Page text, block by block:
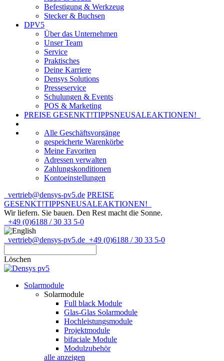
Befestigung & Werkzeug
Stecker & Buchsen
DPV5
Über das Unternehmen
Unser Team
Service
Praktisches
Deine Karriere
Densys Solutions
Presseservice
Schulungen & Events
POS & Marketing
PREISE GESENKT!TIPPSNEUSALEAKTIONEN!
Alle Geschäftsvorgänge
gespeicherte Warenkörbe
Meine Favoriten
Adressen verwalten
Zahlungskonditionen
Kontoeinstellungen
vertrieb@densys-pv5.de PREISE
GESENKT!TIPPSNEUSALEAKTIONEN!
Wir liefern. Sie bauen. Den Rest macht die Sonne.
+49 (0)6188 / 30 33 5-0
vertrieb@densys-pv5.de +49 (0)6188 / 30 33 5-0
Löschen
Solarmodule
Solarmodule
Full black Module
Glas-Glas Solarmodule
Hochleistungsmodule
Projektmodule
bifaciale Module
Modulzubehör
alle anzeigen